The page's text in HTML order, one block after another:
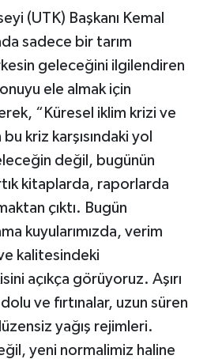
(UTK) Başkanı Kemal
sadece bir tarım
geleceğini ilgilendiren
ele almak için
“Küresel iklim krizi ve
kriz karşısındaki yol
değil, bugünün
kitaplarda, raporlarda
çıktı. Bugün
kuyularımızda, verim
kalitesindeki
açıkça görüyoruz. Aşırı
dolu ve fırtınalar, uzun süren
yağış rejimleri.
yeni normalimiz haline